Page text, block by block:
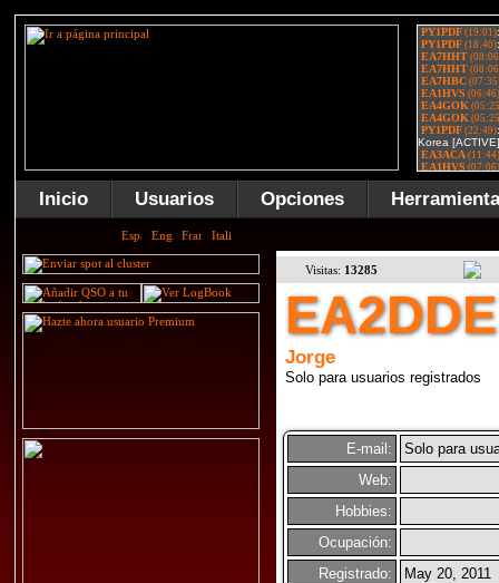
Inicio Usuarios Opciones
Visitas: 13285
EA2DDE
Jorge
Solo para usuarios registrados
E-mail:
Solo para
Web:
Hobbies:
Ocupación:
Registrado:
May 20, 2011